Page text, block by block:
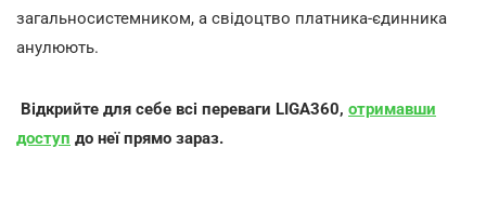
загальносистемником, а свідоцтво платника-єдинника
анулюють.
Відкрийте для себе всі переваги LIGA360, отримавши
доступ до неї прямо зараз.